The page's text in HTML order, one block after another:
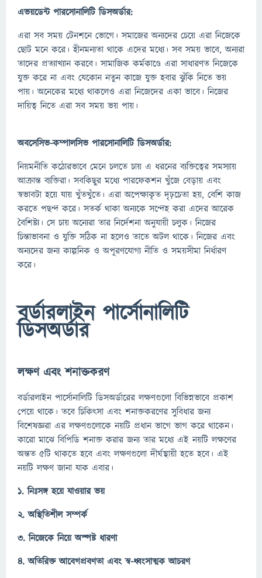
এভয়ডেন্ট পারসোনালিটি ডিসঅর্ডার:
এরা সব সময় টেনশনে ভোগে। সমাজের অন্যদের চেয়ে এরা নিজেকে
ছোট মনে করে। হীনমন্যতা থাকে এদের মধ্যে। সব সময় ভাবে, অন্যরা
তাদের প্রত্যাখ্যান করবে। সামাজিক কর্মকাণ্ডে এরা সাধারণত নিজেকে
যুক্ত করে না এবং যেকোন নতুন কাজে যুক্ত হবার ঝুঁকি নিতে ভয়
পায়। অনেকের মধ্যে থাকলেও এরা নিজেদের একা ভাবে। নিজের
দায়িত্ব নিতে এরা সব সময় ভয় পায়।
অবসেসিভ-কম্পালসিভ পারসোনালিটি ডিসঅর্ডার:
নিয়মনীতি কঠোরভাবে মেনে চলতে চায় এ ধরনের ব্যক্তিত্বের সমস্যায়
আক্রান্ত ব্যক্তিরা। সবকিছুর মধ্যে পারফেকশন খুঁজে বেড়ায় এবং
স্বভাবটা হয়ে যায় খুঁতখুঁতে। এরা অপেক্ষাকৃত দৃঢ়চেতা হয়, বেশি কাজ
করতে পছন্দ করে। সতর্ক থাকা অন্যকে সন্দেহ করা এদের আরেক
বৈশিষ্ট্য। সে চায় অন্যেরা তার নির্দেশনা অনুযায়ী চলুক। নিজের
চিন্তাভাবনা ও যুক্তি সঠিক না হলেও তাতে অটল থাকে। নিজের এবং
অন্যদের জন্য কাল্পনিক ও অপূরণযোগ্য নীতি ও সময়সীমা নির্ধারণ
করে।
বর্ডারলাইন পার্সোনালিটি
ডিসঅর্ডার
লক্ষণ এবং শনাক্তকরণ
বর্ডারলাইন পার্সোনালিটি ডিসঅর্ডারের লক্ষণগুলো বিভিন্নভাবে প্রকাশ
পেয়ে থাকে। তবে চিকিৎসা এবং শনাক্তকরণের সুবিধার জন্য
বিশেষজ্ঞরা এর লক্ষণগুলোকে নয়টি প্রধান ভাগে ভাগ করে থাকেন।
কারো মাঝে বিপিডি শনাক্ত করার জন্য তার মধ্যে এই নয়টি লক্ষণের
অন্তত ৫টি থাকতে হবে এবং লক্ষণগুলো দীর্ঘস্থায়ী হতে হবে। এই
নয়টি লক্ষণ জানা যাক এবার।
১. নিঃসঙ্গ হয়ে যাওয়ার ভয়
২. অস্থিতিশীল সম্পর্ক
৩.নিজেকে নিয়ে অস্পষ্ট ধারণা
৪. অতিরিক্ত আবেগপ্রবণতা এবং স্ব-ধ্বংসাত্মক আচরণ